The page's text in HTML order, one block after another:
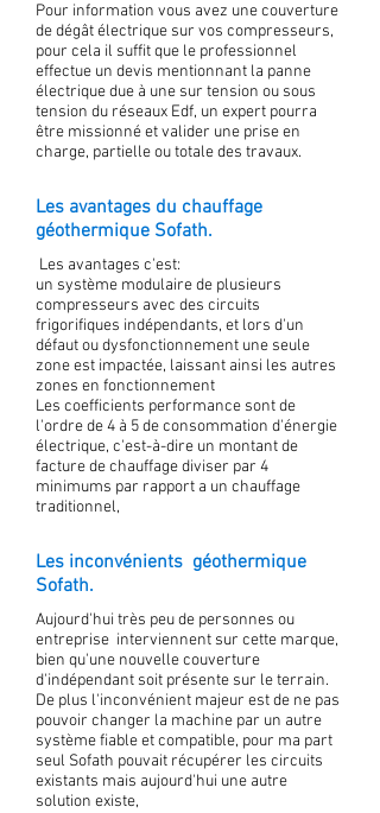
Pour information vous avez une couverture
de dégât électrique sur vos compresseurs,
pour cela il suffit que le professionnel
effectue un devis mentionnant la panne
électrique due à une sur tension ou sous
tension du réseaux Edf, un expert pourra
être missionné et valider une prise en
charge, partielle ou totale des travaux.
Les avantages du chauffage
géothermique Sofath.
Les avantages c'est:
un système modulaire de plusieurs
compresseurs avec des circuits
frigorifiques indépendants, et lors d'un
défaut ou dysfonctionnement une seule
zone est impactée, laissant ainsi les autres
zones en fonctionnement
Les coefficients performance sont de
l'ordre de 4 à 5 de consommation d'énergie
électrique, c'est-à-dire un montant de
facture de chauffage diviser par 4
minimums par rapport a un chauffage
traditionnel,
Les inconvénients géothermique
Sofath.
Aujourd'hui très peu de personnes ou
entreprise interviennent sur cette marque,
bien qu'une nouvelle couverture
d'indépendant soit présente sur le terrain.
De plus l'inconvénient majeur est de ne pas
pouvoir changer la machine par un autre
système fiable et compatible, pour ma part
seul Sofath pouvait récupérer les circuits
existants mais aujourd'hui une autre
solution existe,